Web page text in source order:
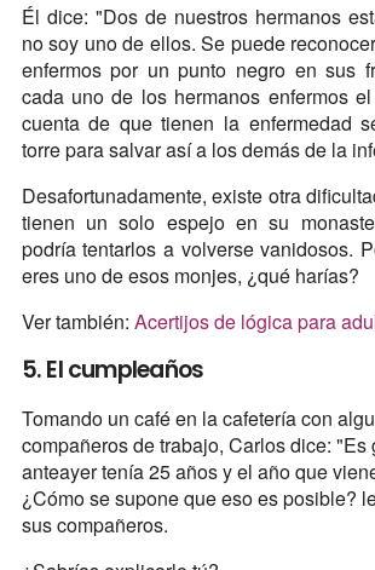
Él dice: "Dos de nuestros hermanos
no soy uno de ellos. Se puede
enfermos por un punto negro en sus
cada uno de los hermanos enfermos
cuenta de que tienen la enfermedad
torre para salvar así a los demás de la
Desafortunadamente, existe otra
tienen un solo espejo en su
podría tentarlos a volverse vanidosos.
eres uno de esos monjes, ¿qué harías?
Ver también: Acertijos de lógica para
5. El cumpleaños
Tomando un café en la cafetería con
compañeros de trabajo, Carlos dice: "Es
anteayer tenía 25 años y el año que
¿Cómo se supone que eso es posible?
sus compañeros.